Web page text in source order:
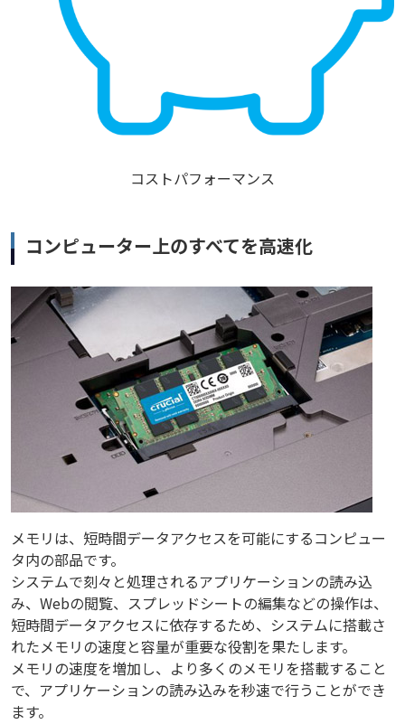
コストパフォーマンス
コンピューター上のすべてを高速化
メモリは、短時間データアクセスを可能にするコンピュー
タ内の部品です。
システムで刻々と処理されるアプリケーションの読み込
み、Webの閲覧、スプレッドシートの編集などの操作は、
短時間データアクセスに依存するため、システムに搭載さ
れたメモリの速度と容量が重要な役割を果たします。
メモリの速度を増加し、より多くのメモリを搭載すること
で、アプリケーションの読み込みを秒速で行うことができ
ます。